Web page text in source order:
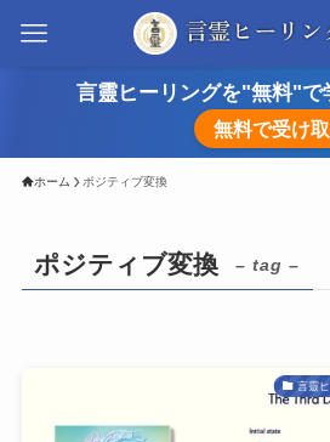
言靈ヒーリングを"無料"で
無料で受け
ホーム ポジティブ変換
ポジティブ変換 – tag –
言靈